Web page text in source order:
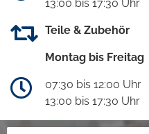
13:00 bis 17:30 Uhr
Teile & Zubehör
Montag bis Freitag
07:30 bis 12:00 Uhr
13:00 bis 17:30 Uhr